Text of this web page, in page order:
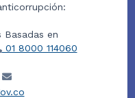
Basadas en
01 8000 114060